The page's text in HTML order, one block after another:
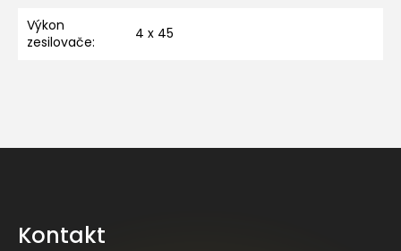
Výkon
zesilovače: 4 x 45
Kontakt